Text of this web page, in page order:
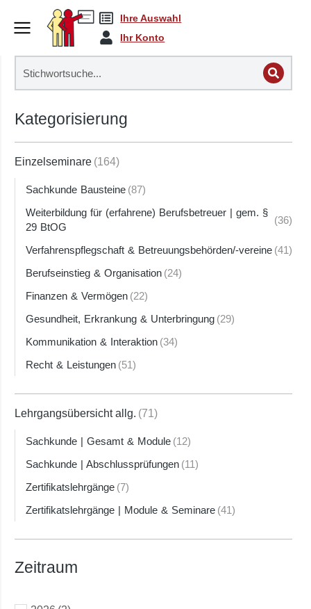
Ihre Auswahl
Ihr Konto
Kategorisierung
Einzelseminare (164)
Sachkunde Bausteine (87)
Weiterbildung für (erfahrene) Berufsbetreuer | gem. §
29 BtOG
(36)
Verfahrenspflegschaft & Betreuungsbehörden/-vereine (41)
Berufseinstieg & Organisation (24)
Finanzen & Vermögen (22)
Gesundheit, Erkrankung & Unterbringung (29)
Kommunikation & Interaktion (34)
Recht & Leistungen (51)
Lehrgangsübersicht allg. (71)
Sachkunde | Gesamt & Module (12)
Sachkunde | Abschlussprüfungen (11)
Zertifikatslehrgänge (7)
Zertifikatslehrgänge | Module & Seminare (41)
Zeitraum